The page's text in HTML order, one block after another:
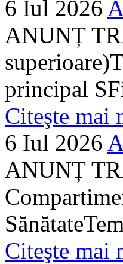
6 Iul 2026
ANUNȚ
principal
Citeşte mai
6 Iul 2026
ANUNȚ
Citeşte mai